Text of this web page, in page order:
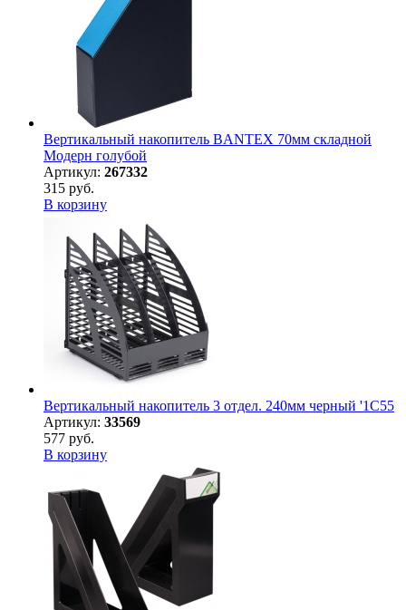
Вертикальный накопитель BANTEX 70мм складной
Модерн голубой
Артикул: 267332
315 руб.
В корзину
Вертикальный накопитель 3 отдел. 240мм черный '1С55
Артикул: 33569
577 руб.
В корзину